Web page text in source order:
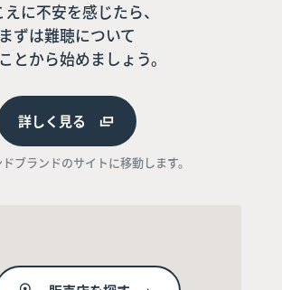
えに不安を感じたら、
まずは難聴について
とから始めましょう。
詳しく見る
ブランドのサイトに移動します。